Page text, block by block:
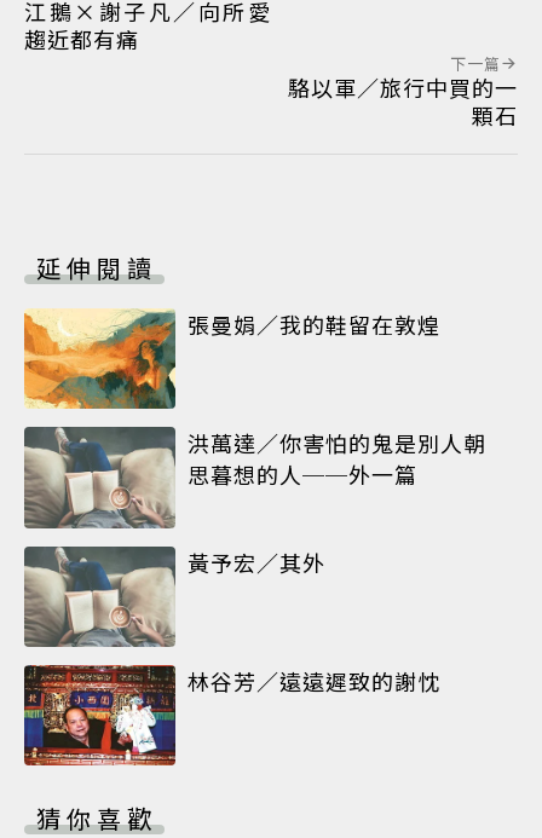
江鵝×謝子凡／向所愛
趨近都有痛
下一篇
駱以軍／旅行中買的一
顆石
延伸閱讀
張曼娟／我的鞋留在敦煌
洪萬達／你害怕的鬼是別人朝
思暮想的人──外一篇
黃予宏／其外
林谷芳／遠遠遲致的謝忱
猜你喜歡